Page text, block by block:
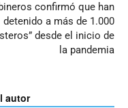
confirmó que han
detenido a más de 1.000
desde el inicio de
la pandemia
autor